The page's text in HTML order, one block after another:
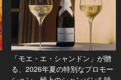
「モエ・エ・シャンドン」が贈
る、2026年夏の特別なプロモー